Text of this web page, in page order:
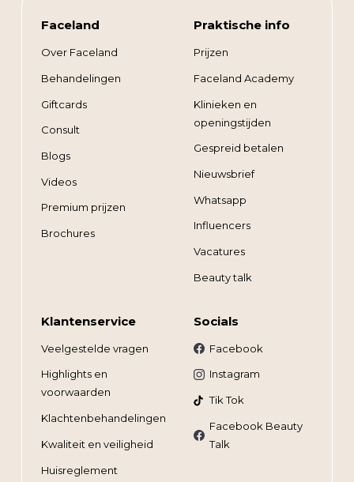
Faceland
Over Faceland
Behandelingen
Giftcards
Consult
Blogs
Videos
Premium prijzen
Brochures
Praktische info
Prijzen
Faceland Academy
Klinieken en
openingstijden
Gespreid betalen
Nieuwsbrief
Whatsapp
Influencers
Vacatures
Beauty talk
Klantenservice
Veelgestelde vragen
Highlights en
voorwaarden
Klachtenbehandelingen
Kwaliteit en veiligheid
Huisreglement
Socials
Facebook
Instagram
Tik Tok
Facebook Beauty
Talk